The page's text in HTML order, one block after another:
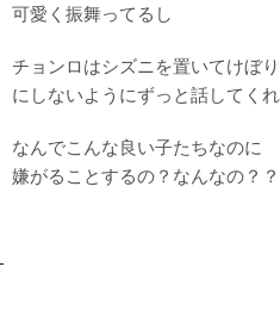
可愛く振舞ってるし
チョンロはシズニを置いてけぼり
にしないようにずっと話してく
なんでこんな良い子たちなのに
嫌がることするの？なんなの？？